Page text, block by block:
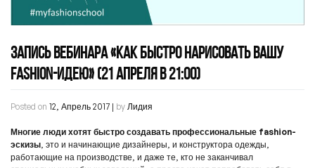
ЗАПИСЬ ВЕБИНАРА «КАК БЫСТРО НАРИСОВАТЬ ВАШУ
FASHION-ИДЕЮ» (21 АПРЕЛЯ В 21:00)
Posted on 12, Апрель 2017 | by Лидия
Многие люди хотят быстро создавать профессиональные fashion-
эскизы, это и начинающие дизайнеры, и конструктора одежды,
работающие на производстве, и даже те, кто не заканчивал